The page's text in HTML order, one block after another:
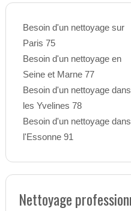
Besoin d'un nettoyage sur
Paris 75
Besoin d'un nettoyage en
Seine et Marne 77
Besoin d'un nettoyage dans
les Yvelines 78
Besoin d'un nettoyage dans
l'Essonne 91
Nettoyage